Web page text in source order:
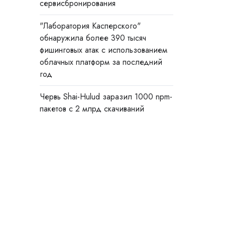
сервисбронирования
"Лаборатория Касперского"
обнаружила более 390 тысяч
фишинговых атак с использованием
облачных платформ за последний
год
Червь Shai-Hulud заразил 1000 npm-
пакетов с 2 млрд скачиваний